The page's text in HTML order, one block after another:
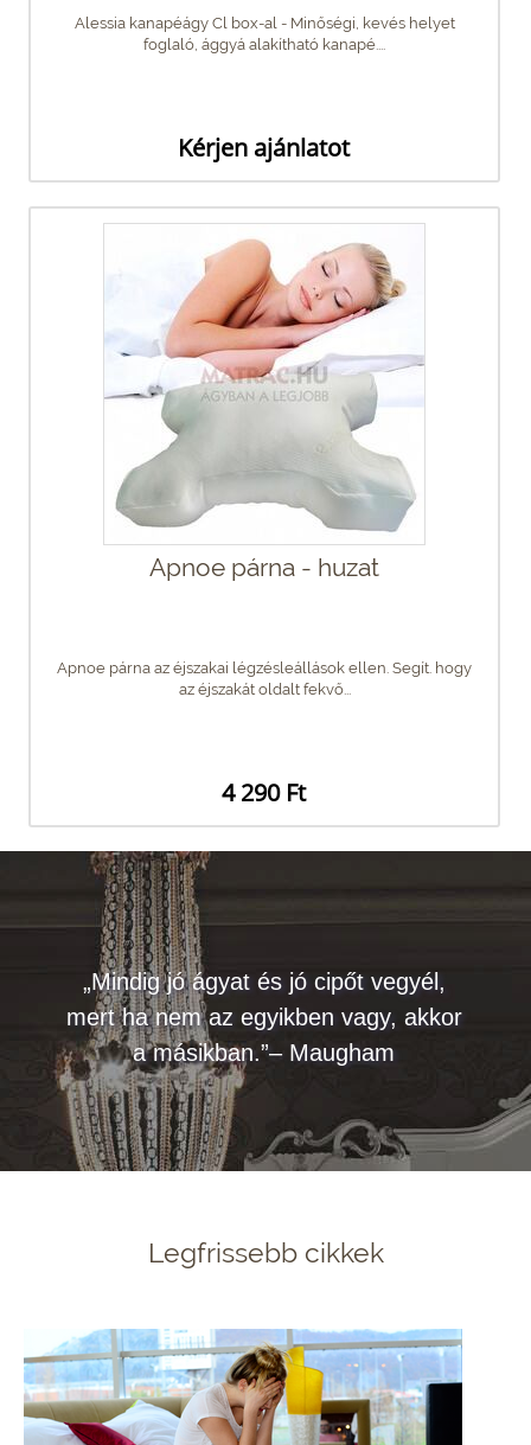
Alessia kanapéágy Cl box-al - Minőségi, kevés helyet
foglaló, ággyá alakítható kanapé....
Kérjen ajánlatot
Apnoe párna - huzat
Apnoe párna az éjszakai légzésleállások ellen. Segít. hogy
az éjszakát oldalt fekvő...
4 290 Ft
„Mindig jó ágyat és jó cipőt vegyél,
mert ha nem az egyikben vagy, akkor
a másikban.”– Maugham
Legfrissebb cikkek